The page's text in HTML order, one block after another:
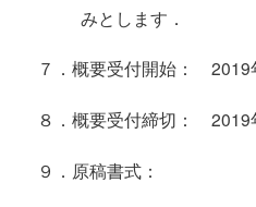
みとします．
７．概要受付開始： 2019
８．概要受付締切： 2019
９．原稿書式：